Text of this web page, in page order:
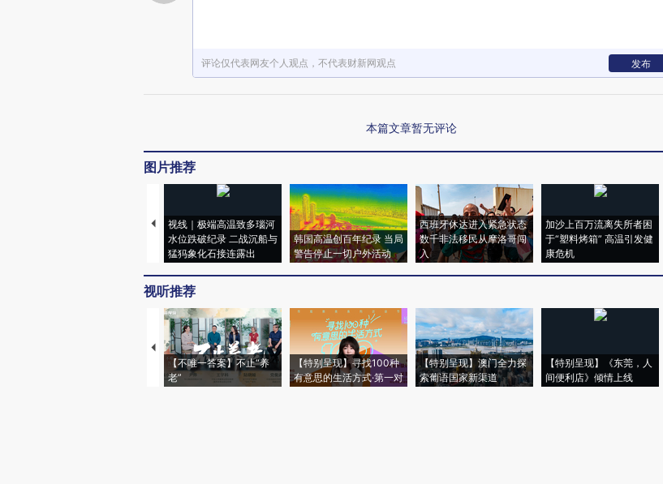
评论仅代表网友个人观点，不代表财新网观点 发布
本篇文章暂无评论
图片推荐
视线｜极端高温致多瑙河
水位跌破纪录 二战沉船与
猛犸象化石接连露出
韩国高温创百年纪录 当局
警告停止一切户外活动
西班牙休达进入紧急状态
数千非法移民从摩洛哥闯
入
加沙上百万流离失所者困
于“塑料烤箱” 高温引发健
康危机
视听推荐
【不唯一答案】不止“养
老”
【特别呈现】寻找100种
有意思的生活方式·第一对
【特别呈现】澳门全力探
索葡语国家新渠道
【特别呈现】《东莞，人
间便利店》倾情上线